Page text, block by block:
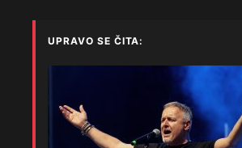
UPRAVO SE ČITA: